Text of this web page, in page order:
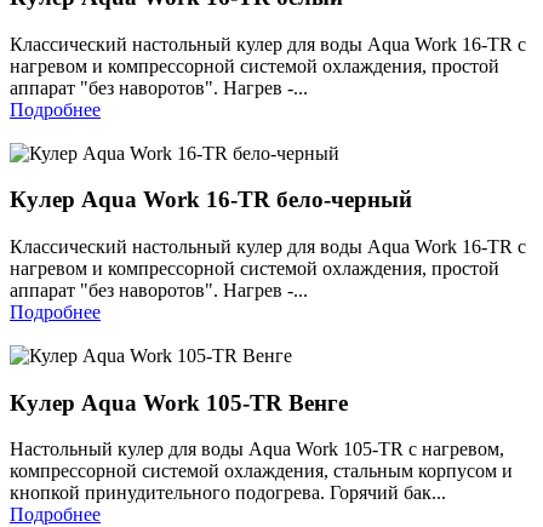
Классический настольный кулер для воды Aqua Work 16-TR с
нагревом и компрессорной системой охлаждения, простой
аппарат "без наворотов". Нагрев -...
Подробнее
Кулер Aqua Work 16-TR бело-черный
Классический настольный кулер для воды Aqua Work 16-TR с
нагревом и компрессорной системой охлаждения, простой
аппарат "без наворотов". Нагрев -...
Подробнее
Кулер Aqua Work 105-TR Венге
Настольный кулер для воды Aqua Work 105-TR с нагревом,
компрессорной системой охлаждения, стальным корпусом и
кнопкой принудительного подогрева. Горячий бак...
Подробнее